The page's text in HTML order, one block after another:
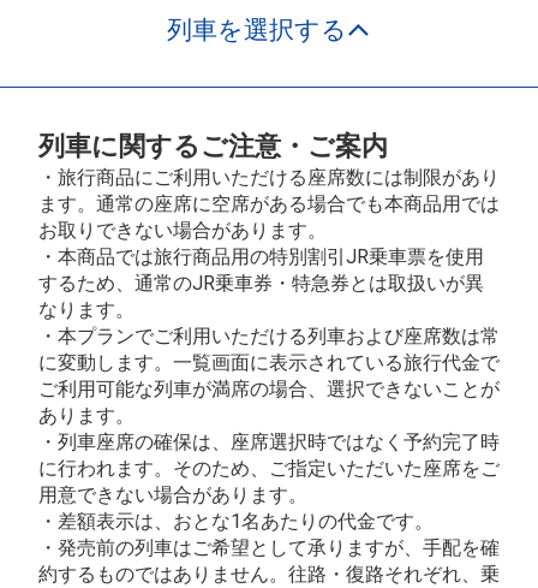
列車を選択する
列車に関するご注意・ご案内
・旅行商品にご利用いただける座席数には制限があり
ます。通常の座席に空席がある場合でも本商品用では
お取りできない場合があります。
・本商品では旅行商品用の特別割引JR乗車票を使用
するため、通常のJR乗車券・特急券とは取扱いが異
なります。
・本プランでご利用いただける列車および座席数は常
に変動します。一覧画面に表示されている旅行代金で
ご利用可能な列車が満席の場合、選択できないことが
あります。
・列車座席の確保は、座席選択時ではなく予約完了時
に行われます。そのため、ご指定いただいた座席をご
用意できない場合があります。
・差額表示は、おとな1名あたりの代金です。
・発売前の列車はご希望として承りますが、手配を確
約するものではありません。往路・復路それぞれ、乗